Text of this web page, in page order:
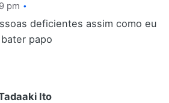
pm
deficientes assim como eu
papo
Ito